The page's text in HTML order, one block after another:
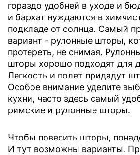
гораздо удобней в уходе и
и бархат нуждаются в
подкладе от солнца. Самый
вариант - рулонные шторы,
протереть, не снимая.
шторы хорошо подходят для
Легкость и полет придадут
Особое внимание уделите
кухни, часто здесь самый
римские и рулонные шторы.
Чтобы повесить шторы,
И тут возможны варианты.